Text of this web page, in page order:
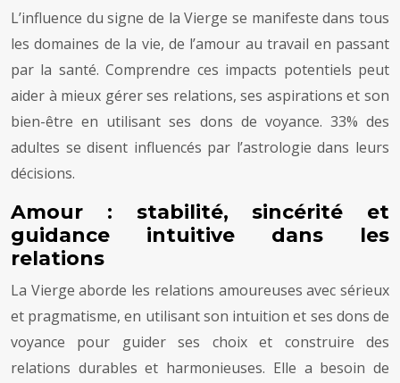
L’influence du signe de la Vierge se manifeste dans tous
les domaines de la vie, de l’amour au travail en passant
par la santé. Comprendre ces impacts potentiels peut
aider à mieux gérer ses relations, ses aspirations et son
bien-être en utilisant ses dons de voyance. 33% des
adultes se disent influencés par l’astrologie dans leurs
décisions.
Amour : stabilité, sincérité et
guidance intuitive dans les
relations
La Vierge aborde les relations amoureuses avec sérieux
et pragmatisme, en utilisant son intuition et ses dons de
voyance pour guider ses choix et construire des
relations durables et harmonieuses. Elle a besoin de